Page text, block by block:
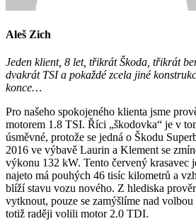
Aleš Zich
Jeden klient, 8 let, třikrát Škoda, třikrát
dvakrát TSI a pokaždé zcela jiné
konce…
Pro našeho spokojeného klienta jsme
motorem 1.8 TSI. Říci „škodovka“ je v
úsměvné, protože se jedná o Škodu
2016 ve výbavě Laurin a Klement se
výkonu 132 kW. Tento červený krasavec
najeto má pouhých 46 tisíc kilometrů a
blíží stavu vozu nového. Z hlediska
vytknout, pouze se zamýšlíme nad
totiž raději volili motor 2.0 TDI.